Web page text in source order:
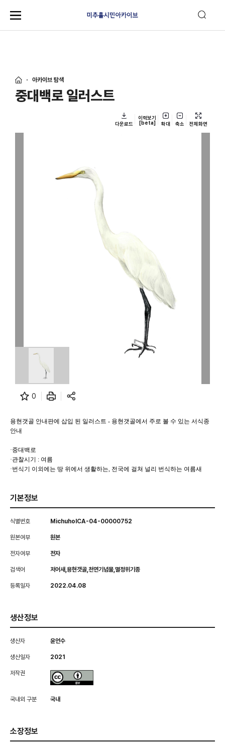
아카이브 탐색
중대백로 일러스트
다운로드
이력보기
[beta]
확대 축소 전체화면
0
용현갯골 안내판에 삽입 된 일러스트 - 용현갯골에서 주로 볼 수 있는 서식종
안내
·중대백로
·관찰시기 : 여름
·번식기 이외에는 땅 위에서 생활하는, 전국에 걸쳐 널리 번식하는 여름새
기본정보
식별번호 MichuholCA-04-00000752
원본여부 원본
전자여부 전자
검색어 저어새,용현갯골,천연기념물,멸정위기종
등록일자 2022.04.08
생산정보
생산자 윤언수
생산일자 2021
저작권
국내외 구분 국내
소장정보